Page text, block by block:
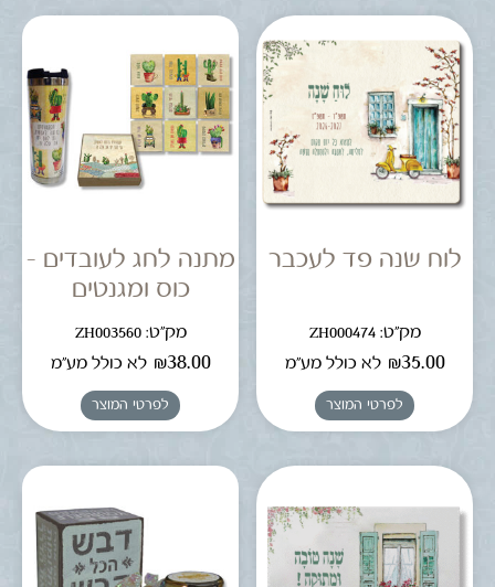
לוח שנה פד לעכבר
מק"ט: ZH000474
₪35.00 לא כולל מע"מ
לפרטי המוצר
מתנה לחג לעובדים –
כוס ומגנטים
מק"ט: ZH003560
₪38.00 לא כולל מע"מ
לפרטי המוצר